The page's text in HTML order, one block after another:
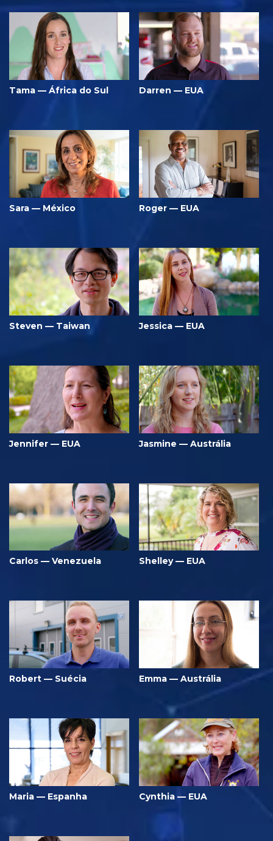
Tama — África do Sul Darren — EUA
Sara — México Roger — EUA
Steven — Taiwan Jessica — EUA
Jennifer — EUA Jasmine — Austrália
Carlos — Venezuela Shelley — EUA
Robert — Suécia Emma — Austrália
Maria — Espanha Cynthia — EUA